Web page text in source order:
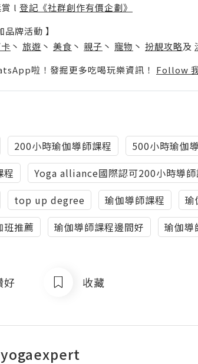
l 登記《社群創作有價企劃》
牌活動 】
丶 旅遊 丶 美食 丶 親子 丶 寵物 丶 扮靚攻略及
啦！發掘更多吃喝玩樂資訊！ Follow
200小時瑜伽導師課程 500小時瑜伽
程
Yoga alliance國際認可200小時導師
top up degree 瑜伽導師課程 瑜
班推薦 瑜伽導師課程邊間好 瑜伽導
好 收藏
yogaexpert